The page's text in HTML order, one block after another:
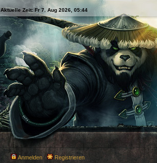
Aktuelle Zeit: Fr 7. Aug 2026, 05:44
Anmelden Registrieren